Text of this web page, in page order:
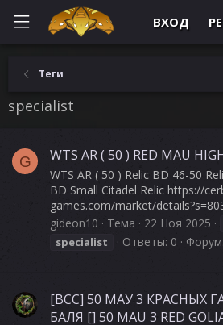
ВХОД
Теги
specialist
G WTS AR ( 50 ) RED MAU
WTS AR ( 50 ) Relic BD 46-50
BD Small Citadel Relic https://
games.com/market/
gideon10
Тема 22 Ноя 2025
specialist
Ответы: 0 Форум:
[BCC] 50 МАУ 3 КРАСНЫХ
БАЛЯ [] 50 MAU 3 RED